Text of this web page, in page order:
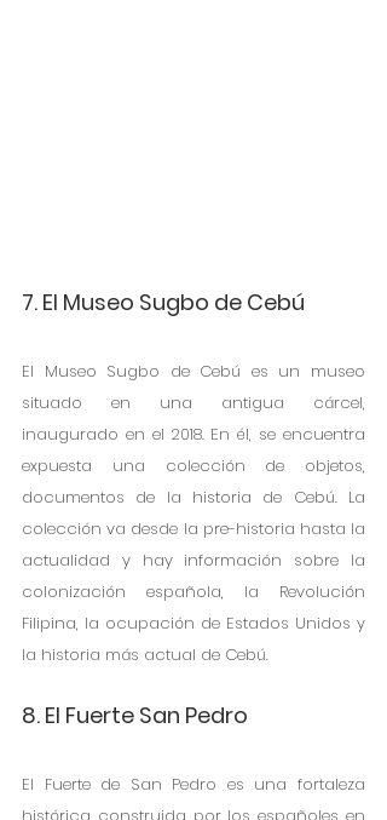
7. El Museo Sugbo de Cebú
El Museo Sugbo de Cebú es un museo
situado en una antigua cárcel,
inaugurado en el 2018. En él, se encuentra
expuesta una colección de objetos,
documentos de la historia de Cebú. La
colección va desde la pre-historia hasta la
actualidad y hay información sobre la
colonización española, la Revolución
Filipina, la ocupación de Estados Unidos y
la historia más actual de Cebú.
8. El Fuerte San Pedro
El Fuerte de San Pedro es una fortaleza